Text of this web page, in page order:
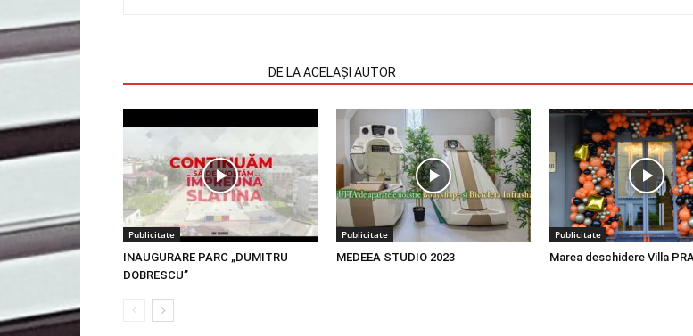
DE LA ACELAȘI AUTOR
Publicitate
INAUGURARE PARC „DUMITRU
DOBRESCU”
Publicitate
MEDEEA STUDIO 2023
Publicitate
Marea deschidere Villa